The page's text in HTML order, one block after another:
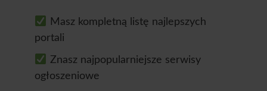
Masz kompletną listę najlepszych
portali
Znasz najpopularniejsze serwisy
ogłoszeniowe